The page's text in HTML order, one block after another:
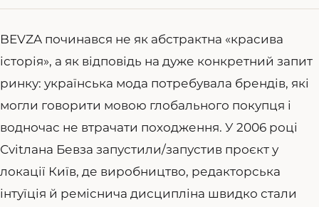
BEVZA починався не як абстрактна «красива
історія», а як відповідь на дуже конкретний запит
ринку: українська мода потребувала брендів, які
могли говорити мовою глобального покупця і
водночас не втрачати походження. У 2006 році
Сvitлана Бевза запустили/запустив проєкт у
локації Київ, де виробництво, редакторська
інтуїція й реміснича дисципліна швидко стали